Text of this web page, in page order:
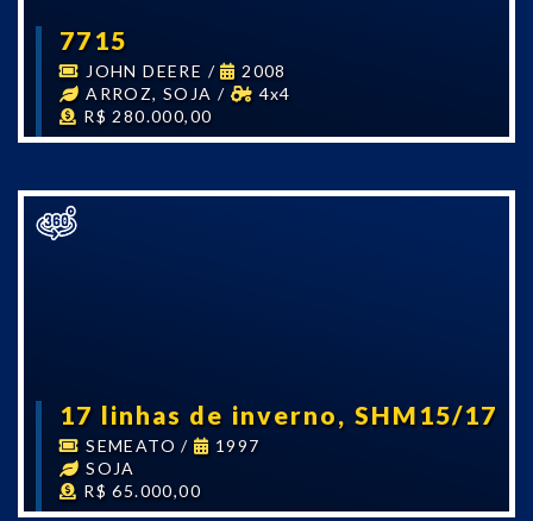
7715
JOHN DEERE /
2008
ARROZ, SOJA /
4x4
R$ 280.000,00
17 linhas de inverno, SHM15/17
SEMEATO /
1997
SOJA
R$ 65.000,00